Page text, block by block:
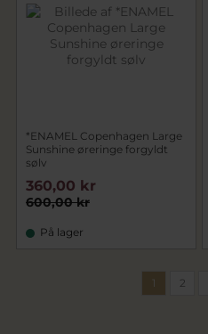
*ENAMEL Copenhagen Large
Sunshine øreringe forgyldt
sølv
600,00 kr
360,00 kr
På lager
1 2